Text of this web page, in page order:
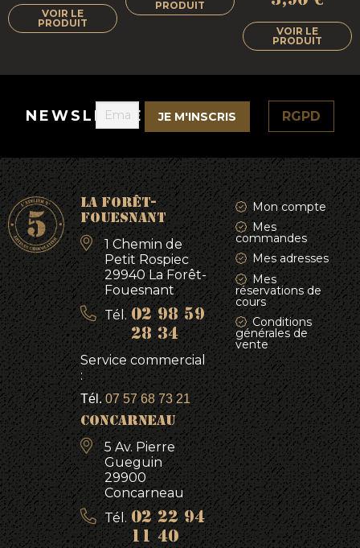
plusieurs
options
choisies
page
du
produit
VOIR LE
PRODUIT
produit
Les
peuvent
être
sur
la
page
du
produit
PRODUIT
plusieurs
variations.
options
être
choisies
sur
page
du
produit
VOIR LE
PRODUIT
NEWSLETTER RGPD
LA FORÊT-
FOUESNANT
1 Chemin de
Petit Rospiec
29940 La Forêt-
Fouesnant
Tél. 02 98 59
28 34
Service commercial
:
Tél.07 57 68 73 21
CONCARNEAU
5 Av. Pierre
Gueguin
29900
Concarneau
Tél. 02 22 94
11 40
Mon compte
Mes
commandes
Mes adresses
Mes
réservations de
cours
Conditions
générales de
vente